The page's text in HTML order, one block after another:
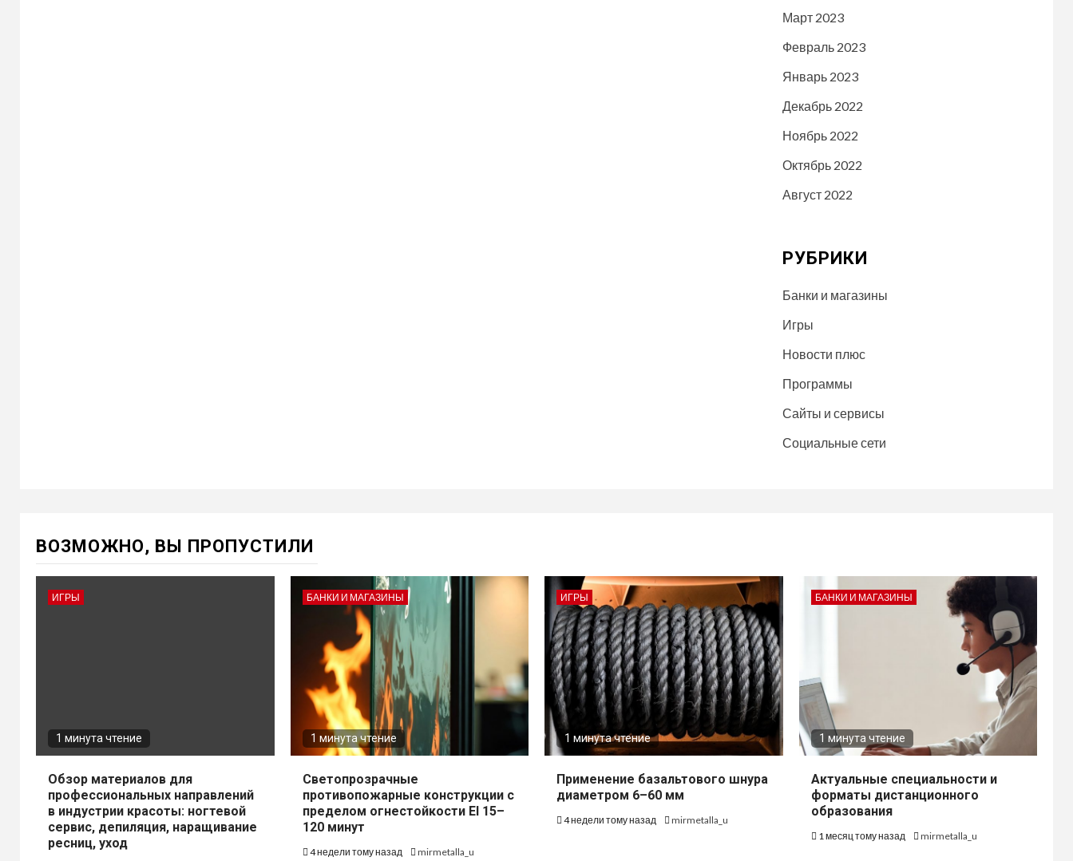
Март 2023
Февраль 2023
Январь 2023
Декабрь 2022
Ноябрь 2022
Октябрь 2022
Август 2022
РУБРИКИ
Банки и магазины
Игры
Новости плюс
Программы
Сайты и сервисы
Социальные сети
ВОЗМОЖНО, ВЫ ПРОПУСТИЛИ
ИГРЫ
1 минута чтение
Обзор материалов для
профессиональных направлений
в индустрии красоты: ногтевой
сервис, депиляция, наращивание
ресниц, уход
БАНКИ И МАГАЗИНЫ
1 минута чтение
Светопрозрачные
противопожарные конструкции с
пределом огнестойкости EI 15–
120 минут
4 недели тому назад mirmetalla_u
ИГРЫ
1 минута чтение
Применение базальтового шнура
диаметром 6–60 мм
4 недели тому назад mirmetalla_u
БАНКИ И МАГАЗИНЫ
1 минута чтение
Актуальные специальности и
форматы дистанционного
образования
1 месяц тому назад mirmetalla_u